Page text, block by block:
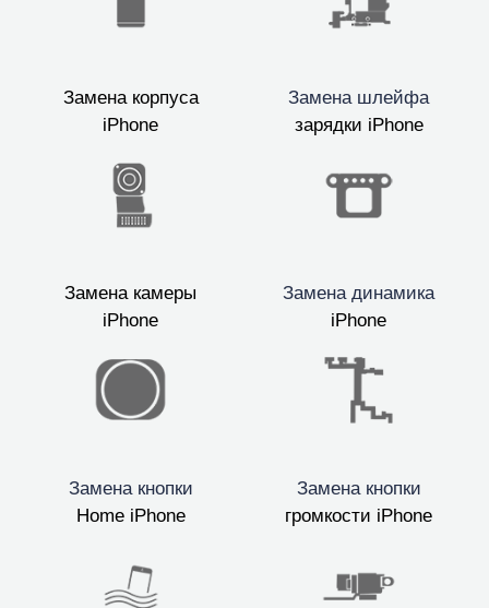
Замена корпуса
iPhone
Замена шлейфа
зарядки iPhone
Замена камеры
iPhone
Замена динамика
iPhone
Замена кнопки
Home iPhone
Замена кнопки
громкости iPhone